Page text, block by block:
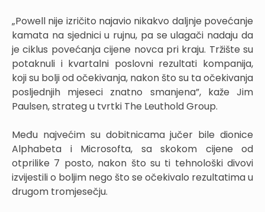
„Powell nije izričito najavio nikakvo daljnje povećanje
kamata na sjednici u rujnu, pa se ulagači nadaju da
je ciklus povećanja cijene novca pri kraju. Tržište su
potaknuli i kvartalni poslovni rezultati kompanija,
koji su bolji od očekivanja, nakon što su ta očekivanja
posljednjih mjeseci znatno smanjena”, kaže Jim
Paulsen, strateg u tvrtki The Leuthold Group.
Među najvećim su dobitnicama jučer bile dionice
Alphabeta i Microsofta, sa skokom cijene od
otprilike 7 posto, nakon što su ti tehnološki divovi
izvijestili o boljim nego što se očekivalo rezultatima u
drugom tromjesečju.